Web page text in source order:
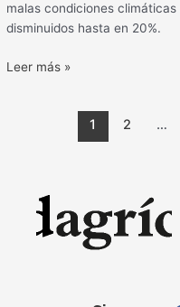
malas condiciones
disminuidos hasta en 20%.
Leer más »
1 2 …